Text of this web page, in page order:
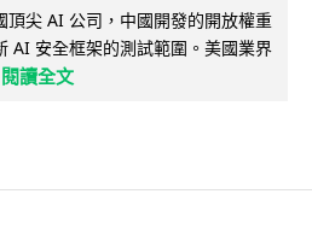
頂尖 AI 公司，中國開發的開放權重
AI 安全框架的測試範圍。美國業界
閱讀全文